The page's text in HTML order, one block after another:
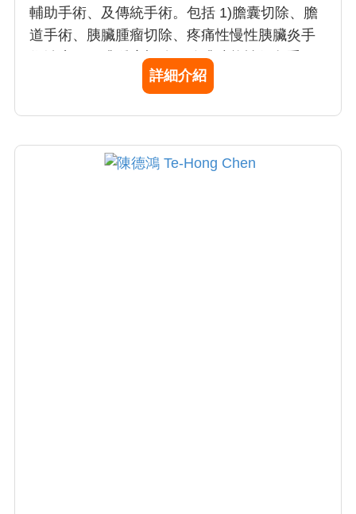
輔助手術、及傳統手術。包括 1)膽囊切除、膽
道手術、胰臟腫瘤切除、疼痛性慢性胰臟炎手
術治療、肝臟腫瘤切除、脾臟功能性保留手
術、甲狀腺腫瘤手術、甲狀腺亢進手術治療、
詳細介紹